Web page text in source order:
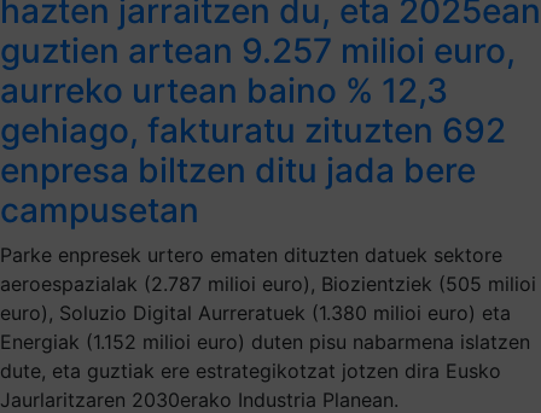
hazten jarraitzen du, eta 2025ean
guztien artean 9.257 milioi euro,
aurreko urtean baino % 12,3
gehiago, fakturatu zituzten 692
enpresa biltzen ditu jada bere
campusetan
Parke enpresek urtero ematen dituzten datuek sektore
aeroespazialak (2.787 milioi euro), Biozientziek (505 milioi
euro), Soluzio Digital Aurreratuek (1.380 milioi euro) eta
Energiak (1.152 milioi euro) duten pisu nabarmena islatzen
dute, eta guztiak ere estrategikotzat jotzen dira Eusko
Jaurlaritzaren 2030erako Industria Planean.